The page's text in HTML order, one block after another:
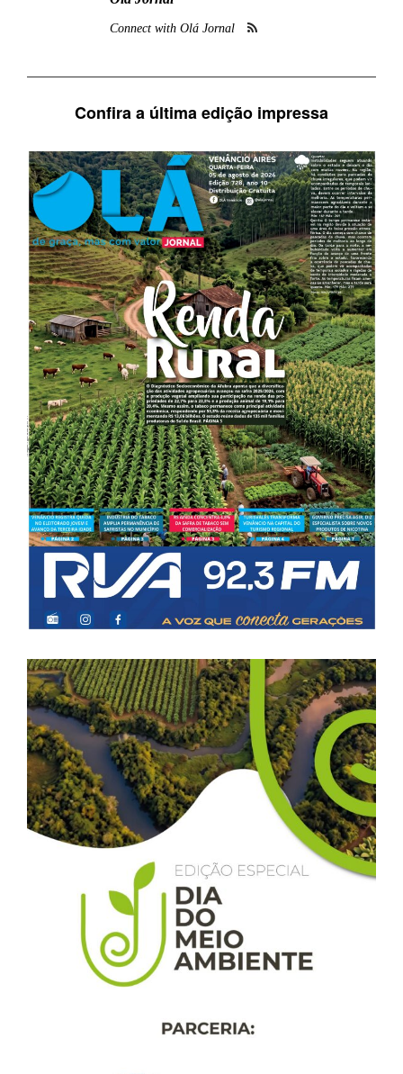
Connect with Olá Jornal
Confira a última edição impressa